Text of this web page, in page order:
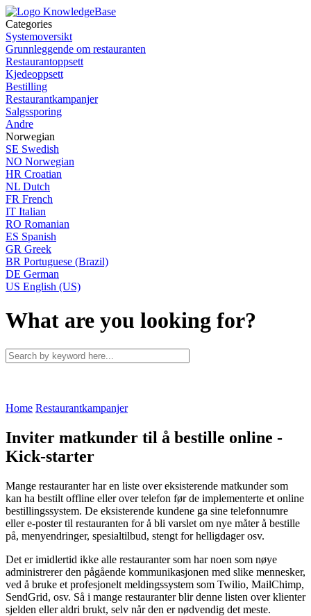
Categories
Systemoversikt
Grunnleggende om restauranten
Restaurantoppsett
Kjedeoppsett
Bestilling
Restaurantkampanjer
Salgssporing
Andre
Norwegian
SE Swedish
NO Norwegian
HR Croatian
NL Dutch
FR French
IT Italian
RO Romanian
ES Spanish
GR Greek
BR Portuguese (Brazil)
DE German
US English (US)
What are you looking for?
Home Restaurantkampanjer
Inviter matkunder til å bestille online -
Kick-starter
Mange restauranter har en liste over eksisterende matkunder som
kan ha bestilt offline eller over telefon før de implementerte et online
bestillingssystem. De eksisterende kundene ga sine telefonnumre
eller e-poster til restauranten for å bli varslet om nye måter å bestille
på, menyendringer, spesialtilbud, stengt for helligdager osv.
Det er imidlertid ikke alle restauranter som har noen som nøye
administrerer den pågående kommunikasjonen med slike mennesker,
ved å bruke et profesjonelt meldingssystem som Twilio, MailChimp,
SendGrid, osv. Så i mange restauranter blir denne listen over klienter
sjelden eller aldri brukt, selv når den er nødvendig det meste.